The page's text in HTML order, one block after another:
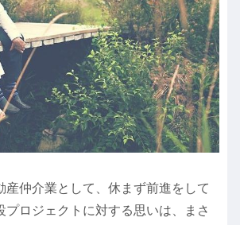
産仲介業として、休まず前進をして
プロジェクトに対する思いは、まさ